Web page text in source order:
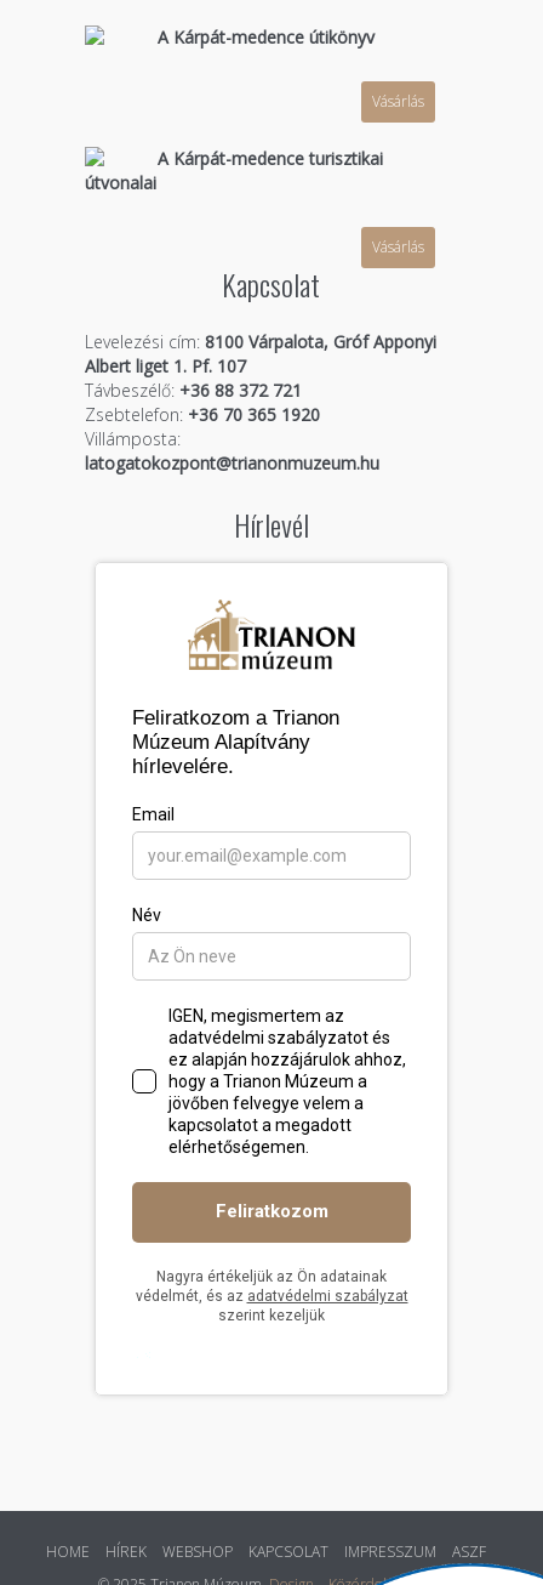
A Kárpát-medence útikönyv
Vásárlás
A Kárpát-medence turisztikai
útvonalai
Vásárlás
Kapcsolat
Levelezési cím: 8100 Várpalota, Gróf Apponyi
Albert liget 1. Pf. 107
Távbeszélő:+36 88 372 721
Zsebtelefon:+36 70 365 1920
Villámposta:
latogatokozpont@trianonmuzeum.hu
Hírlevél
HOME HÍREK WEBSHOP KAPCSOLAT IMPRESSZUM
ASZF